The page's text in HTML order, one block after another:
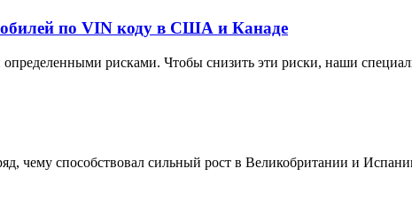
по VIN коду в США и Канаде
рисками. Чтобы снизить эти риски, наши
чему способствовал сильный рост в Великобритании и